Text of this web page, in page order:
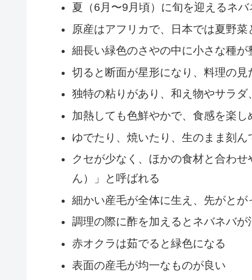
夏（6月〜9月頃）に旬を迎えるネバ
原産はアフリカで、日本では夏野
細長い緑色のさやの中に小さな種が
切ると断面が星形になり、料理の見
独特の粘りがあり、和え物やサラ
加熱しても色鮮やかで、食感を楽し
ゆでたり、焼いたり、生のまま刻ん
クセが少なく、ほかの食材と合わ
ん）」と呼ばれる
細かい産毛が全体に生え、先がとが
調理の際に酢を加えるとネバネバが
赤オクラは茹でると緑色になる
表面の産毛が均一なものが良い